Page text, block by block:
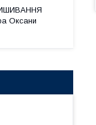
Оксани